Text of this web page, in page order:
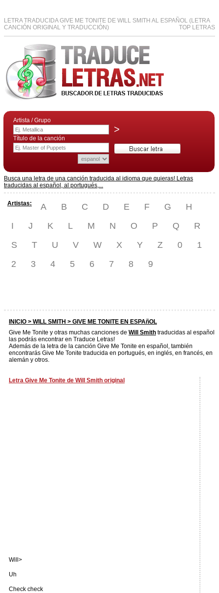
LETRA TRADUCIDA GIVE ME TONITE DE WILL SMITH AL ESPAÑOL (LETRA
CANCIÓN ORIGINAL Y TRADUCCIÓN)
TOP LETRAS
Artista / Grupo
>
Título de la canción
Busca una letra de una canción traducida al idioma que quieras! Letras
traducidas al español, al portugués,...
Artistas: A B C D E F G
H
I
J K L M N O P Q
R
S
T U V W X Y Z 0
1
2
3 4 5 6 7 8 9
INICIO > WILL SMITH > GIVE ME TONITE EN ESPAñOL
Give Me Tonite y otras muchas canciones de Will Smith traducidas al español
las podrás encontrar en Traduce Letras!
Además de la letra de la canción Give Me Tonite en español, también
encontrarás Give Me Tonite traducida en portugués, en inglés, en francés, en
alemán y otros.
Letra Give Me Tonite de Will Smith original
Will>
Uh
Check check